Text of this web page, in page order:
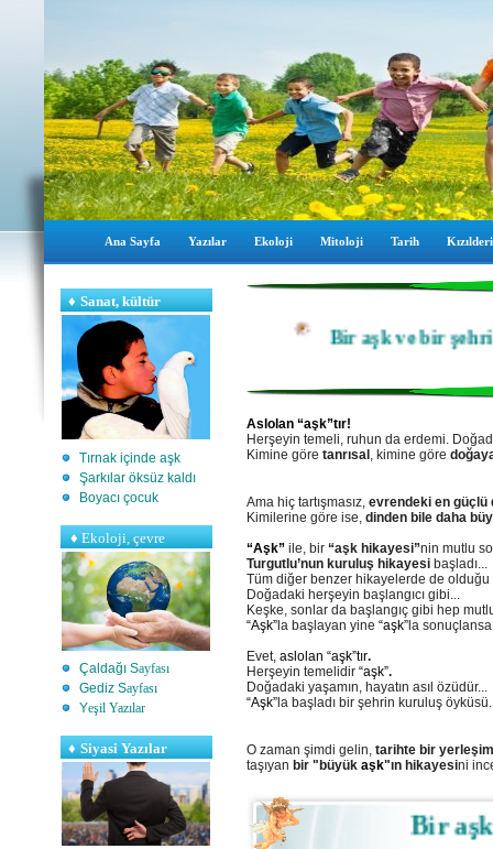
Ana Sayfa Yazılar Ekoloji Mitoloji Tarih
♦ Sanat, kültür
Tırnak içinde aşk
Şarkılar öksüz kaldı
Boyacı çocuk
♦Ekoloji, çevre
Çaldağı Sayfası
Gediz Sayfası
Yeşil Yazılar
♦ Siyasi Yazılar
Bir aşk ve bir şehrin
Aslolan “aşk”tır!
Herşeyin temeli, ruhun da erdemi.
Kimine göre tanrısal , kimine göre
Ama hiç tartışmasız, evrendeki en
Kimilerine göre ise, dinden bile daha
“Aşk” ile, bir “aşk hikayesi”nin mutlu
Turgutlu’nun kuruluş hikayesi başladı...
Tüm diğer benzer hikayelerde de olduğu
Doğadaki herşeyin başlangıcı gibi...
Keşke, sonlar da başlangıç gibi hep
“Aşk” la başlayan yine “aşk” la
Evet, aslolan “aşk”tır.
Herşeyin temelidir “aşk”.
Doğadaki yaşamın, hayatın asıl özüdür...
“Aşk” la başladı bir şehrin kuruluş
O zaman şimdi gelin, tarihte bir
taşıyan bir "büyük aşk"ın hikayesini
Bir aşk